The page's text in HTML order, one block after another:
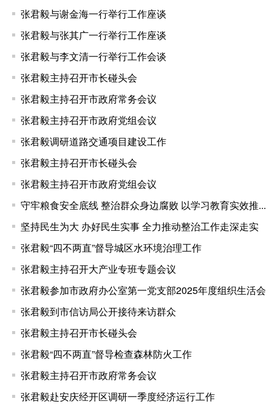
张君毅与谢金海一行举行工作座谈
张君毅与张其广一行举行工作座谈
张君毅与李文清一行举行工作会谈
张君毅主持召开市长碰头会
张君毅主持召开市政府常务会议
张君毅主持召开市政府党组会议
张君毅调研道路交通项目建设工作
张君毅主持召开市长碰头会
张君毅主持召开市政府党组会议
守牢粮食安全底线 整治群众身边腐败 以学习教育实效推...
坚持民生为大 办好民生实事 全力推动整治工作走深走实
张君毅“四不两直”督导城区水环境治理工作
张君毅主持召开大产业专班专题会议
张君毅参加市政府办公室第一党支部2025年度组织生活会
张君毅到市信访局公开接待来访群众
张君毅主持召开市长碰头会
张君毅“四不两直”督导检查森林防火工作
张君毅主持召开市政府常务会议
张君毅赴安庆经开区调研一季度经济运行工作